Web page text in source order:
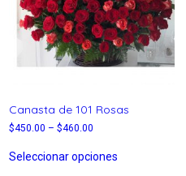
Canasta de 101 Rosas
$450.00 –$460.00
Seleccionar opciones